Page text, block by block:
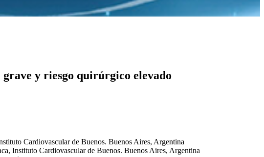
grave y riesgo quirúrgico elevado
Cardiovascular de Buenos. Buenos Aires, Argentina
Instituto Cardiovascular de Buenos. Buenos Aires, Argentina